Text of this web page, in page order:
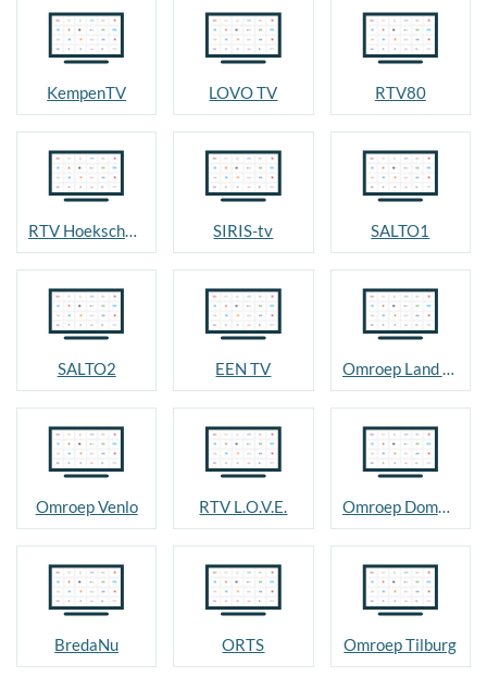
KempenTV LOVO TV RTV80
RTV Hoeksche Waard SIRIS-tv SALTO1
SALTO2 EEN TV Omroep Land van Cuijk
Omroep Venlo RTV L.O.V.E. Omroep Dommelland
BredaNu ORTS Omroep Tilburg